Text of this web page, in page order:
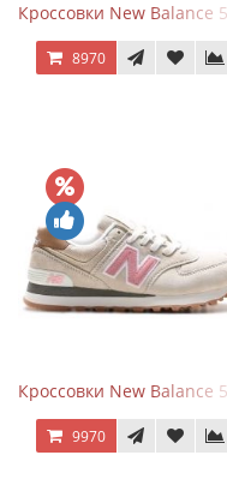
Кроссовки New Balance
8970
Кроссовки New Balance
9970